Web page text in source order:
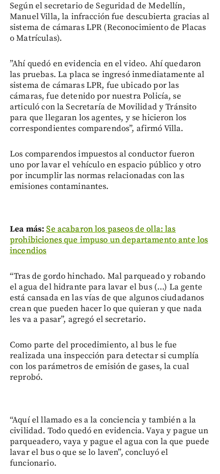
Según el secretario de Seguridad de Medellín,
Manuel Villa, la infracción fue descubierta gracias al
sistema de cámaras LPR (Reconocimiento de Placas
o Matrículas).
”Ahí quedó en evidencia en el video. Ahí quedaron
las pruebas. La placa se ingresó inmediatamente al
sistema de cámaras LPR, fue ubicado por las
cámaras, fue detenido por nuestra Policía, se
articuló con la Secretaría de Movilidad y Tránsito
para que llegaran los agentes, y se hicieron los
correspondientes comparendos”, afirmó Villa.
Los comparendos impuestos al conductor fueron
uno por lavar el vehículo en espacio público y otro
por incumplir las normas relacionadas con las
emisiones contaminantes.
Lea más:Se acabaron los paseos de olla: las
prohibiciones que impuso un departamento ante los
incendios
“Tras de gordo hinchado. Mal parqueado y robando
el agua del hidrante para lavar el bus (...) La gente
está cansada en las vías de que algunos ciudadanos
crean que pueden hacer lo que quieran y que nada
les va a pasar”, agregó el secretario.
Como parte del procedimiento, al bus le fue
realizada una inspección para detectar si cumplía
con los parámetros de emisión de gases, la cual
reprobó.
“Aquí el llamado es a la conciencia y también a la
civilidad. Todo quedó en evidencia. Vaya y pague un
parqueadero, vaya y pague el agua con la que puede
lavar el bus o que se lo laven”, concluyó el
funcionario.